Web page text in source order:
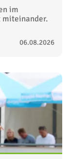
im
miteinander.
06.08.2026